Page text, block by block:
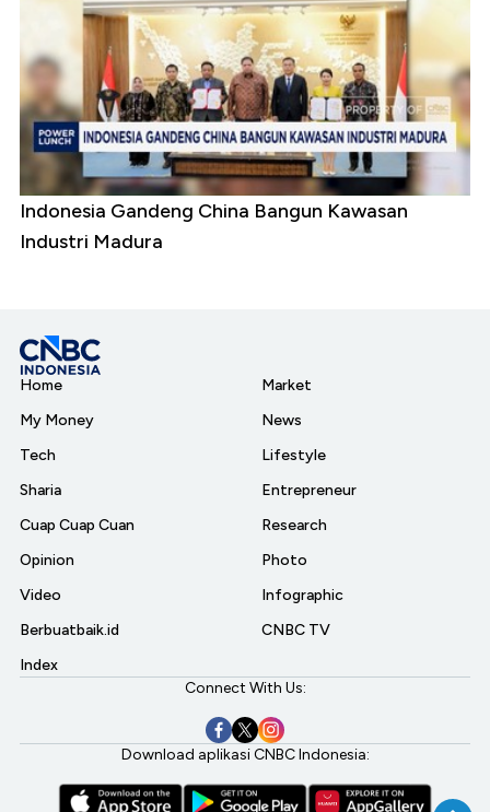
Indonesia Gandeng China Bangun Kawasan
Industri Madura
Home
My Money
Tech
Sharia
Cuap Cuap Cuan
Opinion
Video
Berbuatbaik.id
Index
Market
News
Lifestyle
Entrepreneur
Research
Photo
Infographic
CNBC TV
Connect With Us:
Download aplikasi CNBC Indonesia: